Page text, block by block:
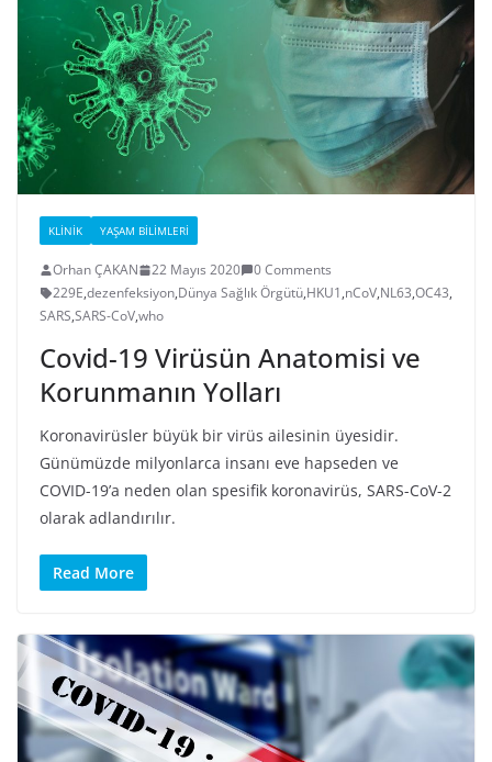
KLINIK YAŞAM BILIMLERI
Orhan ÇAKAN 22 Mayıs 2020
0 Comments
229E,dezenfeksiyon,Dünya Sağlık Örgütü,HKU1,nCoV,NL63,OC43,
SARS,SARS-CoV,who
Covid-19 Virüsün Anatomisi ve
Korunmanın Yolları
Koronavirüsler büyük bir virüs ailesinin üyesidir.
Günümüzde milyonlarca insanı eve hapseden ve
COVID-19’a neden olan spesifik koronavirüs, SARS-CoV-2
olarak adlandırılır.
Read More